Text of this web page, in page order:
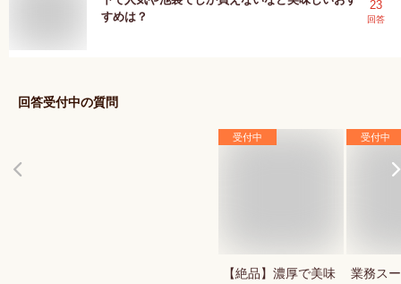
すめは？
23
回答
回答受付中の質問
受付中
【絶品】濃厚で美味
受付中
業務ス